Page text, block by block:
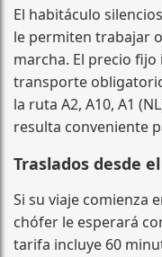
El habitáculo
le permiten trabajar
marcha. El precio
transporte
la ruta A2, A10, A1
resulta conveniente
Traslados desde
Si su viaje comienza
chófer le esperará
tarifa incluye 60